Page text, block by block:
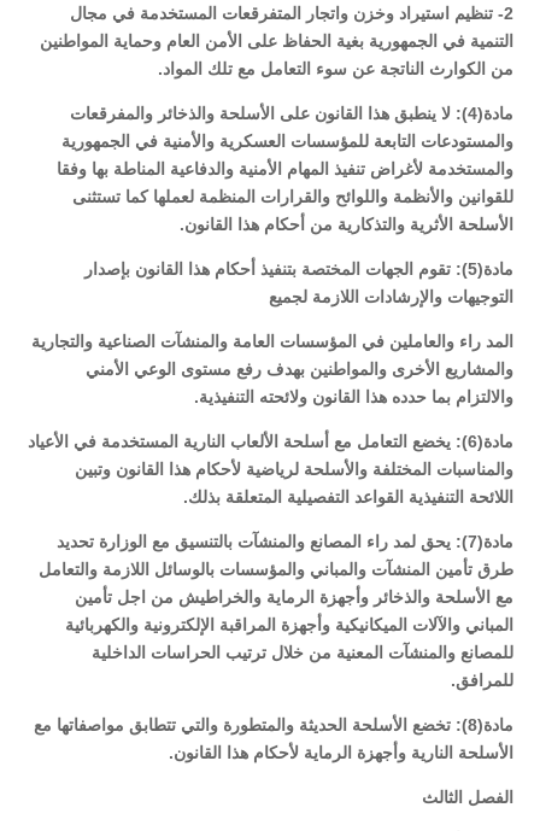
2- تنظيم استيراد وخزن واتجار المتفرقعات المستخدمة في مجال
التنمية في الجمهورية بغية الحفاظ على الأمن العام وحماية المواطنين
من الكوارث الناتجة عن سوء التعامل مع تلك المواد.
مادة(4): لا ينطبق هذا القانون على الأسلحة والذخائر والمفرقعات
والمستودعات التابعة للمؤسسات العسكرية والأمنية في الجمهورية
والمستخدمة لأغراض تنفيذ المهام الأمنية والدفاعية المناطة بها وفقا
للقوانين والأنظمة واللوائح والقرارات المنظمة لعملها كما تستثنى
الأسلحة الأثرية والتذكارية من أحكام هذا القانون.
مادة(5): تقوم الجهات المختصة بتنفيذ أحكام هذا القانون بإصدار
التوجيهات والإرشادات اللازمة لجميع
المد راء والعاملين في المؤسسات العامة والمنشآت الصناعية والتجارية
والمشاريع الأخرى والمواطنين بهدف رفع مستوى الوعي الأمني
والالتزام بما حدده هذا القانون ولائحته التنفيذية.
مادة(6): يخضع التعامل مع أسلحة الألعاب النارية المستخدمة في الأعياد
والمناسبات المختلفة والأسلحة لرياضية لأحكام هذا القانون وتبين
اللائحة التنفيذية القواعد التفصيلية المتعلقة بذلك.
مادة(7): يحق لمد راء المصانع والمنشآت بالتنسيق مع الوزارة تحديد
طرق تأمين المنشآت والمباني والمؤسسات بالوسائل اللازمة والتعامل
مع الأسلحة والذخائر وأجهزة الرماية والخراطيش من اجل تأمين
المباني والآلات الميكانيكية وأجهزة المراقبة الإلكترونية والكهربائية
للمصانع والمنشآت المعنية من خلال ترتيب الحراسات الداخلية
للمرافق.
مادة(8): تخضع الأسلحة الحديثة والمتطورة والتي تتطابق مواصفاتها مع
الأسلحة النارية وأجهزة الرماية لأحكام هذا القانون.
الفصل الثالث